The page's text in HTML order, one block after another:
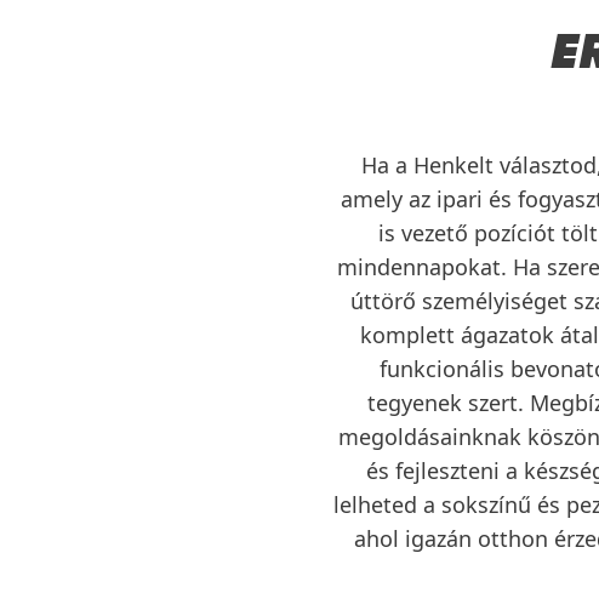
Ha a Henkelt
amely az ipari és
is vezető pozíciót
mindennapokat. Ha
úttörő személyiséget
komplett ágazatok
funkcionális
tegyenek szert.
megoldásainknak
és fejleszteni a
lelheted a sokszínű és
ahol igazán otthon